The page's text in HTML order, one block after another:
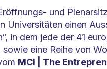
und
Universitäten einen
in dem jede der 41
sowie eine Reihe von
MCI | The